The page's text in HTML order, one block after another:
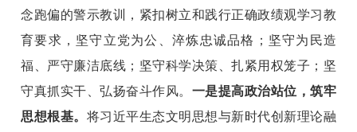
念跑偏的警示教训，紧扣树立和践行正确政绩观学习教
育要求，坚守立党为公、淬炼忠诚品格；坚守为民造
福、严守廉洁底线；坚守科学决策、扎紧用权笼子；坚
守真抓实干、弘扬奋斗作风。 一是提高政治站位，筑牢
思想根基。 将习近平生态文明思想与新时代创新理论融